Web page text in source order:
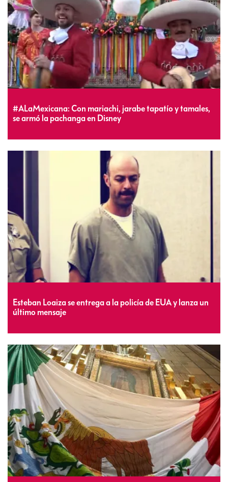
#ALaMexicana: Con mariachi, jarabe tapatío y tamales,
se armó la pachanga en Disney
Esteban Loaiza se entrega a la policía de EUA y lanza un
último mensaje